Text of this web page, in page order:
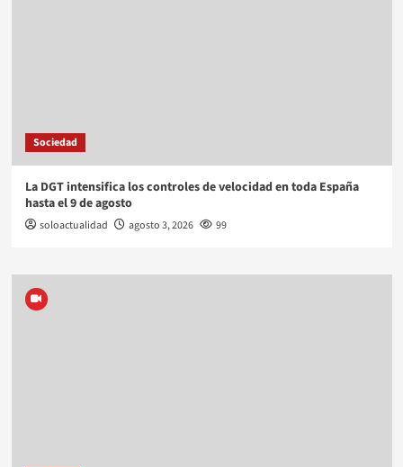
Sociedad
La DGT intensifica los controles de velocidad en toda España
hasta el 9 de agosto
soloactualidad agosto 3, 2026 99